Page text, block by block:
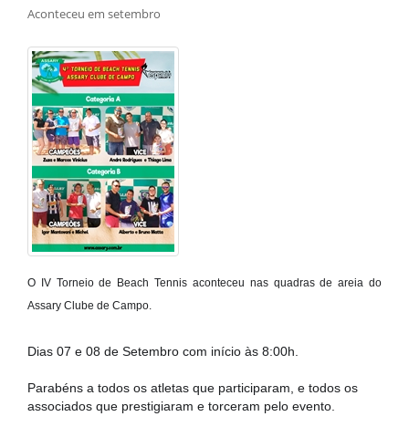
Aconteceu em setembro
O IV Torneio de Beach Tennis aconteceu nas quadras de areia do
Assary Clube de Campo.
Dias 07 e 08 de Setembro com início às 8:00h.
Parabéns a todos os atletas que participaram, e todos os
associados que prestigiaram e torceram pelo evento.